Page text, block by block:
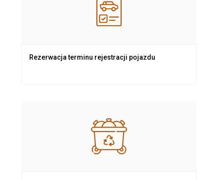
Rezerwacja terminu rejestracji pojazdu